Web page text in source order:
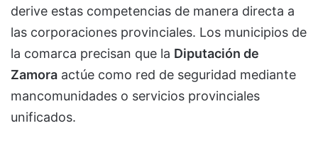
derive estas competencias de manera directa a
las corporaciones provinciales. Los municipios de
la comarca precisan que la Diputación de
Zamora actúe como red de seguridad mediante
mancomunidades o servicios provinciales
unificados.